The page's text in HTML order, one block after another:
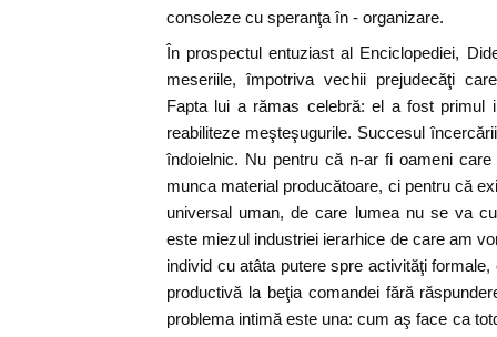
consoleze cu speranţa în - organizare.
În prospectul entuziast al Enciclopediei,
meseriile, împotriva vechii prejudecăţi
Fapta lui a rămas celebră: el a fost primul
reabiliteze meşteşugurile. Succesul
îndoielnic. Nu pentru că n-ar fi oameni
munca material producătoare, ci pentru că
universal uman, de care lumea nu se va
este miezul industriei ierarhice de care am
individ cu atâta putere spre activităţi
productivă la beţia comandei fără
problema intimă este una: cum aş face ca